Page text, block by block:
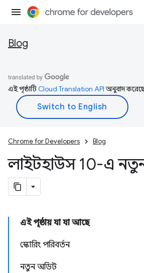
Blog
এই পৃষ্ঠাটিCloud Translation APIঅনুবাদ
Chrome for Developers Blog
লাইটহাউস 10-এ
এই পৃষ্ঠায় যা যা আছে
স্কোরিং পরিবর্তন
নতুন অডিট